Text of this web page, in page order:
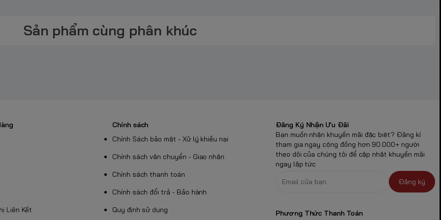
(tùy lô hàng)
tục
bị
Tốt Cho
Sản phẩm cùng phân khúc
Liên Kết
Chính sách
Chính Sách bảo mật - Xử lý khiếu nại
Chính sách vận chuyển - Giao nhận
Chính sách thanh toán
Chính sách đổi trả - Bảo hành
Quy định sử dụng
Đăng Ký Nhận Ưu Đãi
Bạn muốn nhận khuyến mãi đặc biệt? Đăng kí
tham gia ngay cộng đồng hơn 90.000+ người
theo dõi của chúng tôi để cập nhật khuyến mãi
ngay lập tức
Đăng ký
Phương Thức Thanh Toán